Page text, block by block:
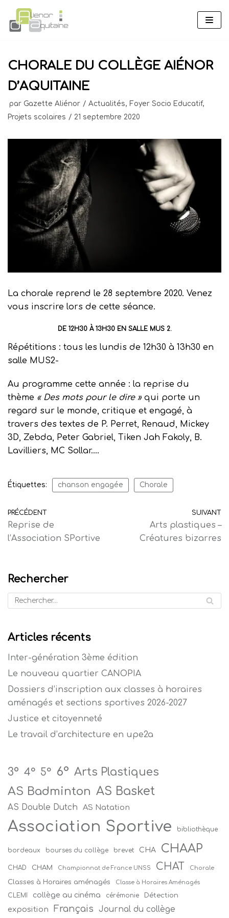
Aller
au
CHORALE DU COLLÈGE AIÉNOR
D’AQUITAINE
par Gazette Aliénor Actualités, Foyer Socio Educatif,
Projets scolaires
21 septembre 2020
La chorale reprend le 28 septembre 2020. Venez
vous inscrire lors de cette séance.
DE 12H30 À 13H30 EN SALLE MUS 2.
Répétitions : tous les lundis de 12h30 à 13h30 en
salle MUS2-
Au programme cette année : la reprise du
thème « Des mots pour le dire » qui porte un
regard sur le monde, critique et engagé, à
travers des textes de P. Perret, Renaud, Mickey
3D, Zebda, Peter Gabriel, Tiken Jah Fakoly, B.
Lavilliers, MC Sollar….
Étiquettes: chanson engagée Chorale
PRÉCÉDENT
Reprise de
l’Association SPortive
SUIVANT
Arts plastiques –
Créatures bizarres
Rechercher
Articles récents
Inter-génération 3ème édition
Le nouveau quartier CANOPIA
Dossiers d’inscription aux classes à horaires
aménagés et sections sportives 2026-2027
Justice et citoyenneté
Le travail d’architecture en upe2a
3° 4° 5° 6° Arts Plastiques
AS Badminton AS Basket
AS Double Dutch AS Natation
Association Sportive bibliothèque
bordeaux bourses du collège brevet CHA CHAAP
CHAD CHAM Championnat de France UNSS CHAT Chorale
Classes à Horaires aménagés Classe à Horaires Aménagés
CLEMI collège au cinéma cérémonie Détection
exposition Français Journal du collège